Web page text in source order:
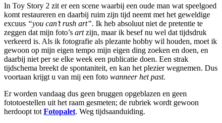
In Toy Story 2 zit er een scene waarbij een oude man wat speelgoed
komt restaureren en daarbij ruim zijn tijd neemt met het geweldige
excuus “you can’t rush art”. Ik heb absoluut niet de pretentie te
zeggen dat mijn foto’s artzijn, maar ik besef nu wel dat tijdsdruk
verkeerd is. Als ik fotografie als plezante hobby wil houden, moet ik
gewoon op mijn eigen tempo mijn eigen ding zoeken en doen, en
daarbij niet per se elke week een publicatie doen. Een strak
tijdschema breekt de spontaniteit, en kan het plezier wegnemen. Dus
voortaan krijgt u van mij een foto wanneer het past.
Er worden vandaag dus geen bruggen opgeblazen en geen
fototoestellen uit het raam gesmeten; de rubriek wordt gewoon
herdoopt tot Fotopalet. Weg tijdsaanduiding.